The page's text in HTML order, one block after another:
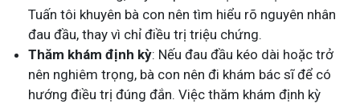
Tuấn tôi khuyên bà con nên tìm hiểu rõ nguyên nhân
đau đầu, thay vì chỉ điều trị triệu chứng.
Thăm khám định kỳ: Nếu đau đầu kéo dài hoặc trở
nên nghiêm trọng, bà con nên đi khám bác sĩ để có
hướng điều trị đúng đắn. Việc thăm khám định kỳ